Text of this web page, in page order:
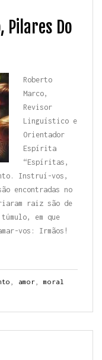
Pilares Do
Roberto
Marco,
Revisor
Linguístico e
Orientador
Espírita
“Espíritas,
Instruí-vos,
encontradas no
raiz são de
em que
vos: Irmãos!
amor
moral